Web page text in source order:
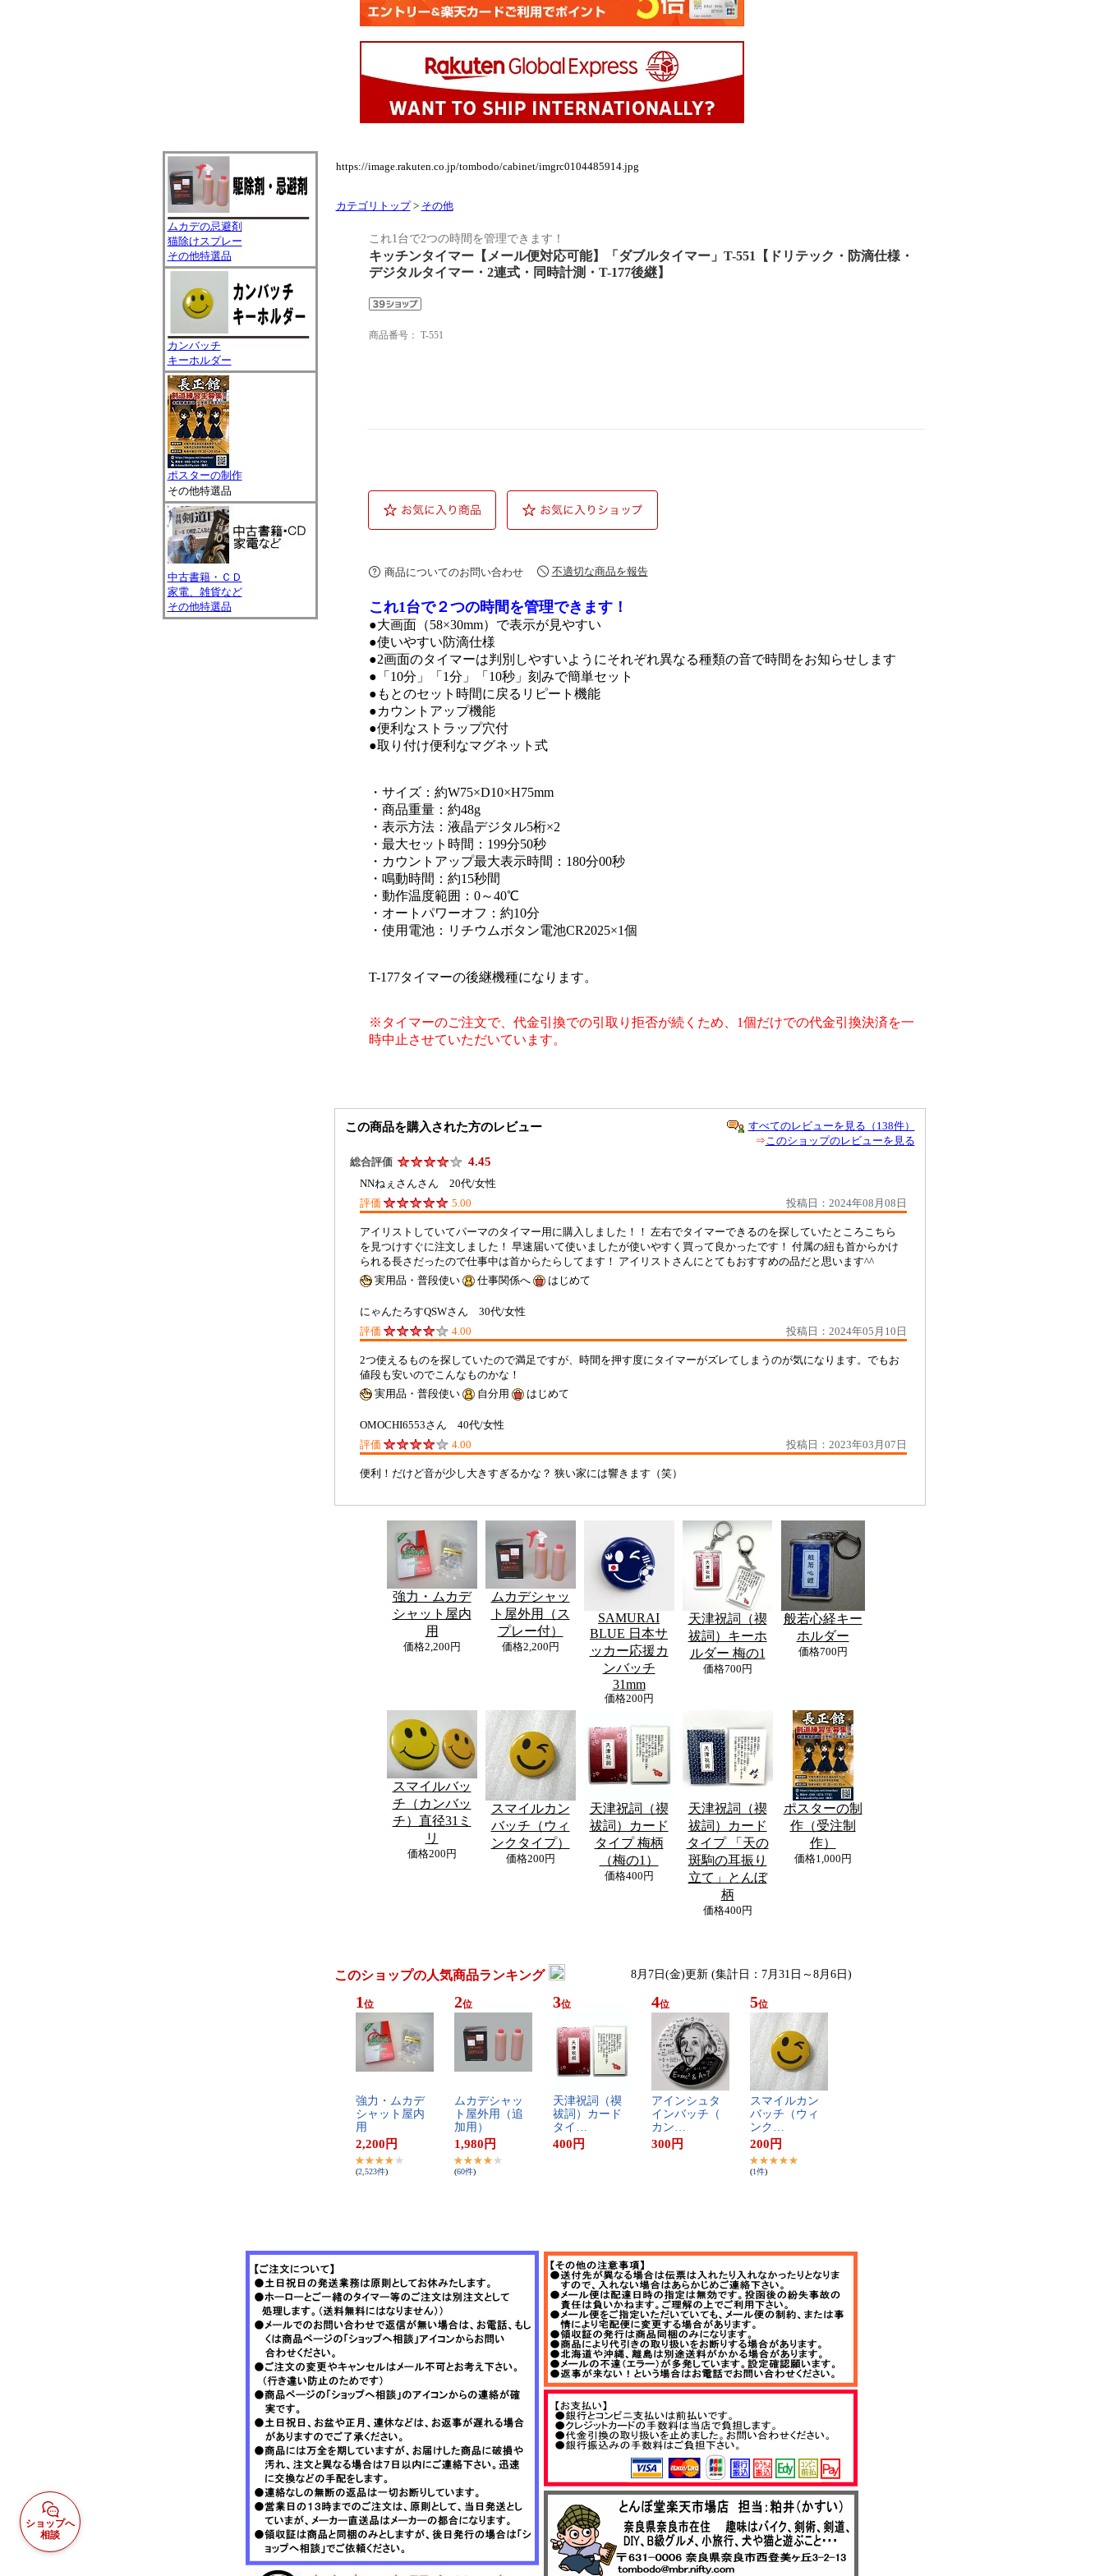
ムカデの忌避剤
猫除けスプレー
その他特選品
カンバッチ
キーホルダー
ポスターの制作
その他特選品
中古書籍・ＣＤ
家電、雑貨など
その他特選品
https://image.rakuten.co.jp/tombodo/cabinet/imgrc0104485914.jpg
カテゴリトップ> その他
これ1台で2つの時間を管理できます！
キッチンタイマー【メール便対応可能】「ダブルタイマー」T-551【ドリテック・防滴仕様・
デジタルタイマー・2連式・同時計測・T-177後継】
商品番号： T-551
商品についてのお問い合わせ 不適切な商品を報告
これ1台で２つの時間を管理できます！
●大画面（58×30mm）で表示が見やすい
●使いやすい防滴仕様
●2画面のタイマーは判別しやすいようにそれぞれ異なる種類の音で時間をお知らせします
●「10分」「1分」「10秒」刻みで簡単セット
●もとのセット時間に戻るリピート機能
●カウントアップ機能
●便利なストラップ穴付
●取り付け便利なマグネット式
・サイズ：約W75×D10×H75mm
・商品重量：約48g
・表示方法：液晶デジタル5桁×2
・最大セット時間：199分50秒
・カウントアップ最大表示時間：180分00秒
・鳴動時間：約15秒間
・動作温度範囲：0～40℃
・オートパワーオフ：約10分
・使用電池：リチウムボタン電池CR2025×1個
T-177タイマーの後継機種になります。
※タイマーのご注文で、代金引換での引取り拒否が続くため、1個だけでの代金引換決済を一
時中止させていただいています。
この商品を購入された方のレビュー
すべてのレビューを見る（138件）
⇒このショップのレビューを見る
総合評価
4.45
NNねぇさんさん 20代/女性
評価
5.00 投稿日：2024年08月08日
アイリストしていてパーマのタイマー用に購入しました！！ 左右でタイマーできるのを探していたところこちら
を見つけすぐに注文しました！ 早速届いて使いましたが使いやすく買って良かったです！ 付属の紐も首からかけ
られる長さだったので仕事中は首からたらしてます！ アイリストさんにとてもおすすめの品だと思います^^
実用品・普段使い
仕事関係へ はじめて
にゃんたろすQSWさん 30代/女性
評価
4.00 投稿日：2024年05月10日
2つ使えるものを探していたので満足ですが、時間を押す度にタイマーがズレてしまうのが気になります。でもお
値段も安いのでこんなものかな！
実用品・普段使い
自分用 はじめて
OMOCHI6553さん 40代/女性
評価
4.00 投稿日：2023年03月07日
便利！だけど音が少し大きすぎるかな？ 狭い家には響きます（笑）
強力・ムカデ
シャット屋内
用
価格2,200円
ムカデシャッ
ト屋外用（ス
プレー付）
価格2,200円
SAMURAI
BLUE 日本サ
ッカー応援カ
ンバッチ
31mm
価格200円
天津祝詞（禊
祓詞）キーホ
ルダー 梅の1
価格700円
般若心経キー
ホルダー
価格700円
スマイルバッ
チ（カンバッ
チ）直径31ミ
リ
価格200円
スマイルカン
バッチ（ウィ
ンクタイプ）
価格200円
天津祝詞（禊
祓詞）カード
タイプ 梅柄
（梅の1）
価格400円
天津祝詞（禊
祓詞）カード
タイプ 「天の
斑駒の耳振り
立て」とんぼ
柄
価格400円
ポスターの制
作（受注制
作）
価格1,000円
このショップの人気商品ランキング 8月7日(金)更新 (集計日：7月31日～8月6日)
1 位
強​力​・​ム​カ​デ​
シ​ャ​ッ​ト​屋​内​
用
2,200 円
(2,523件)
2位
ム​カ​デ​シ​ャ​ッ​
ト​屋​外​用​（​追​
加​用​）
1,980 円
(60件)
3位
天​津​祝​詞​（​禊​
祓​詞​）​カ​ー​ド​
タ​イ​…
400 円
4位
ア​イ​ン​シ​ュ​タ​
イ​ン​バ​ッ​チ​（​
カ​ン​…
300 円
5位
ス​マ​イ​ル​カ​ン​
バ​ッ​チ​（​ウ​ィ​
ン​ク​…
200 円
(1件)
ショップへ
相談